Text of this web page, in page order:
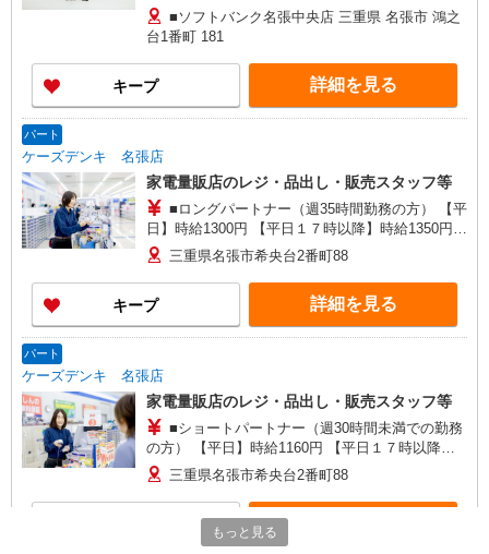
間中については37,351円を支給 ※時間外手当は
時間外労働の有無にかかわらず、固定残業代とし
て支給し、相当時間を超える時間外労働分は法定
どおり追加で支給します。 試用期間あり 2ヶ月 ※
経験・能力による 【試用期間】月給 237351 円 〜
237351 円
■ソフトバンク名張中央店 三重県 名張市 鴻之
台1番町 181
キープ 詳細を見る
パート
ケーズデンキ 名張店
家電量販店のレジ・品出し・販売スタッフ等
■ロングパートナー（週35時間勤務の方） 【平
日】時給1300円 【平日１７時以降】時給1350円
【土日祝】時給1400円 ★年1回、昇給・昇格制度
あり（当社規定あり） ★上記時給はスタート時の
時給です。 元気で明るいあいさつができる方は、
しっかり昇給しています！
三重県名張市希央台2番町88
キープ 詳細を見る
パート
ケーズデンキ 名張店
家電量販店のレジ・品出し・販売スタッフ等
■ショートパートナー（週30時間未満での勤務
の方） 【平日】時給1160円 【平日１７時以降】
時給1210円 【土日祝】時給1260円 ★年1回、昇
給・昇格制度あり（当社規定あり） ★上記時給は
スタート時の時給です。 元気で明るいあいさつが
できる方は、しっかり昇給しています！
三重県名張市希央台2番町88
もっと見る